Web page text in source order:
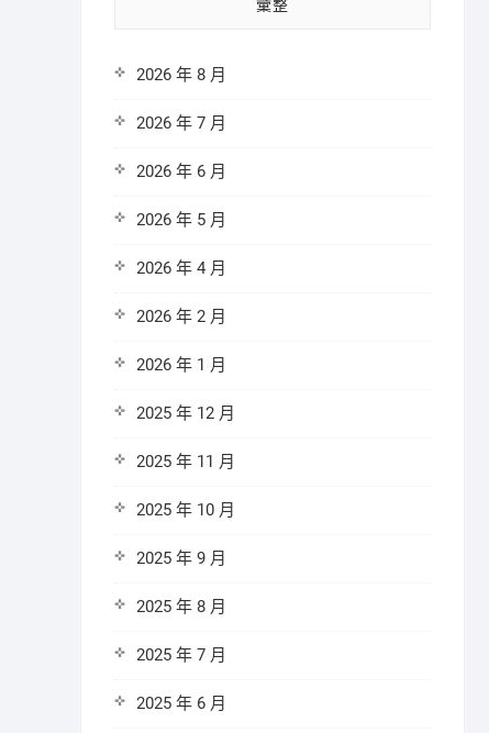
彙整
2026 年 8 月
2026 年 7 月
2026 年 6 月
2026 年 5 月
2026 年 4 月
2026 年 2 月
2026 年 1 月
2025 年 12 月
2025 年 11 月
2025 年 10 月
2025 年 9 月
2025 年 8 月
2025 年 7 月
2025 年 6 月